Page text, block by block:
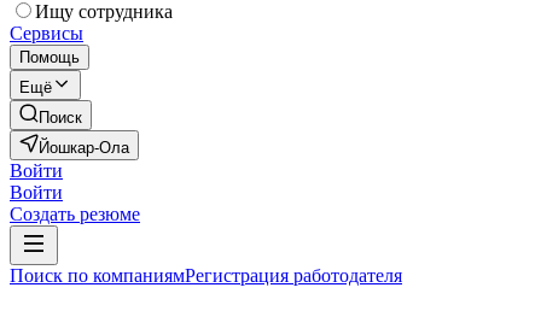
Ищу сотрудника
Сервисы
Помощь
Ещё
Поиск
Йошкар-Ола
Войти
Войти
Создать резюме
Поиск по компаниямРегистрация работодателя